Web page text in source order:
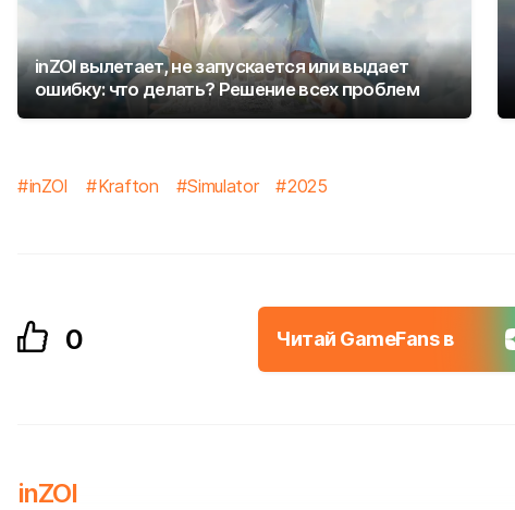
inZOI вылетает, не запускается или выдает
ошибку: что делать? Решение всех проблем
inZOI Krafton Simulator 2025
0 Читай GameFans в
inZOI